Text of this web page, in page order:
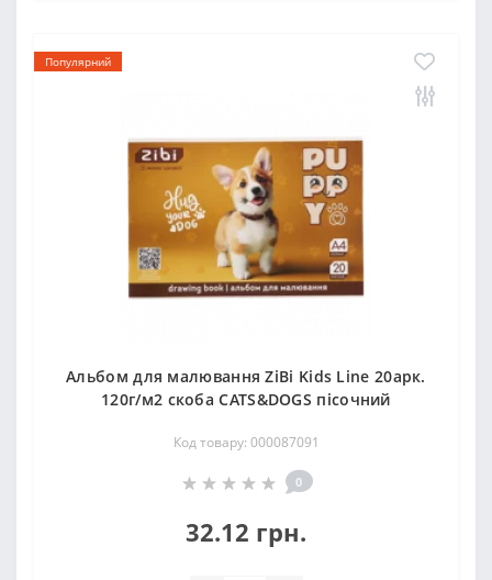
Популярний
Альбом для малювання ZiBi Kids Line 20арк.
120г/м2 скоба CATS&DOGS пісочний
Код товару: 000087091
0
32.12 грн.